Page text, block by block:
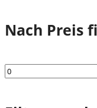
Nach Preis
Min.
Preis